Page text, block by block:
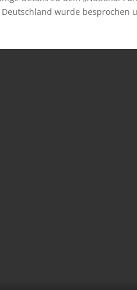
wurde besprochen